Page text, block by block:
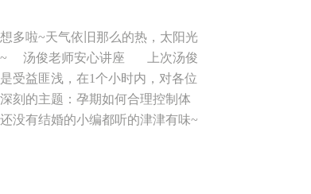
民医院妇产科主任医师，近年来
诊断，胎儿医学，高危妊娠，各种
过七夕啦，各位孕妈妈有没有什
和小编一起互动哦！~ 活动时
医院主任医师— 王亚琴 参与对象：
查 活动地点：西安市安心妈妈月
多啦~天气依旧那么的热，太阳光
多~ 汤俊老师安心讲座 上次汤俊
受益匪浅，在1个小时内，对各位
刻的主题：孕期如何合理控制体
没有结婚的小编都听的津津有味~